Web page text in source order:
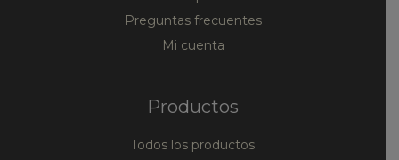
Preguntas frecuentes
Mi cuenta
Productos
Todos los productos